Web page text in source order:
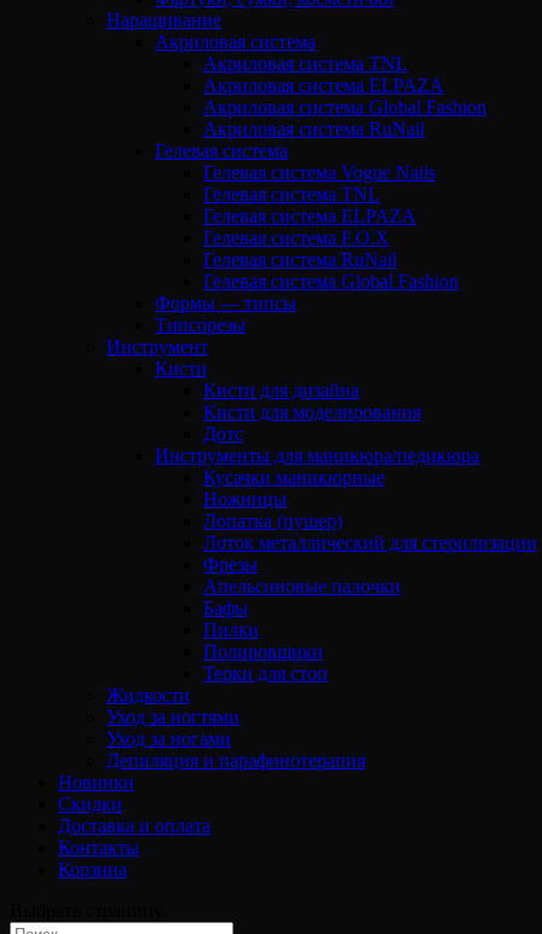
Наращивание
Акриловая система
Акриловая система TNL
Акриловая система ELPAZA
Акриловая система Global Fashion
Акриловая система RuNail
Гелевая система
Гелевая система Vogue Nails
Гелевая система TNL
Гелевая система ELPAZA
Гелевая система F.O.X
Гелевая система RuNail
Гелевая система Global Fashion
Формы — типсы
Типсорезы
Инструмент
Кисти
Кисти для дизайна
Кисти для моделирования
Дотс
Инструменты для маникюра/педикюра
Кусачки маникюрные
Ножницы
Лопатка (пушер)
Лоток металлический для стерилизации
Фрезы
Апельсиновые палочки
Бафы
Пилки
Полировщики
Терки для стоп
Жидкости
Уход за ногтями
Уход за ногами
Депиляция и парафинотерапия
Новинки
Скидки
Доставка и оплата
Контакты
Корзина